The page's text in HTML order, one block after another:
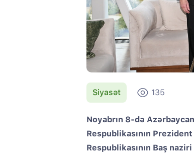
Siyasət 135
Noyabrın 8-də
Respublikasının
Respublikasının Baş